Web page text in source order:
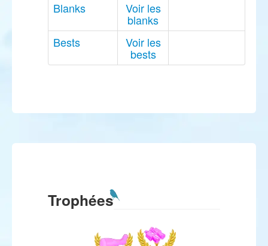
Blanks Voir les
blanks
Bests
Voir les
bests
Trophées